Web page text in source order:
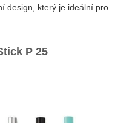
design, který je ideální pro
P 25